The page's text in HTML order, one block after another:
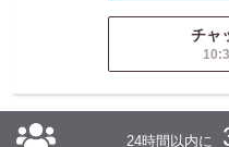
チャ
24時間以内に